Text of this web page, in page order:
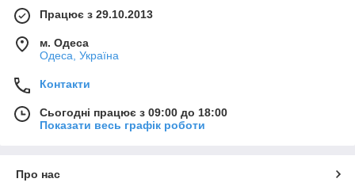
Працює з 29.10.2013
м. Одеса
Одеса, Україна
Контакти
Сьогодні працює з 09:00 до 18:00
Показати весь графік роботи
Про нас